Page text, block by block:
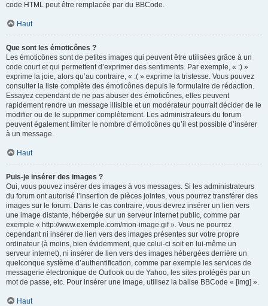
code HTML peut être remplacée par du BBCode.
Haut
Que sont les émoticônes ?
Les émoticônes sont de petites images qui peuvent être utilisées grâce à un
code court et qui permettent d’exprimer des sentiments. Par exemple, « :) »
exprime la joie, alors qu’au contraire, « :( » exprime la tristesse. Vous pouvez
consulter la liste complète des émoticônes depuis le formulaire de rédaction.
Essayez cependant de ne pas abuser des émoticônes, elles peuvent
rapidement rendre un message illisible et un modérateur pourrait décider de le
modifier ou de le supprimer complètement. Les administrateurs du forum
peuvent également limiter le nombre d’émoticônes qu’il est possible d’insérer
à un message.
Haut
Puis-je insérer des images ?
Oui, vous pouvez insérer des images à vos messages. Si les administrateurs
du forum ont autorisé l’insertion de pièces jointes, vous pourrez transférer des
images sur le forum. Dans le cas contraire, vous devrez insérer un lien vers
une image distante, hébergée sur un serveur internet public, comme par
exemple « http://www.exemple.com/mon-image.gif ». Vous ne pourrez
cependant ni insérer de lien vers des images présentes sur votre propre
ordinateur (à moins, bien évidemment, que celui-ci soit en lui-même un
serveur internet), ni insérer de lien vers des images hébergées derrière un
quelconque système d’authentification, comme par exemple les services de
messagerie électronique de Outlook ou de Yahoo, les sites protégés par un
mot de passe, etc. Pour insérer une image, utilisez la balise BBCode « [img] ».
Haut